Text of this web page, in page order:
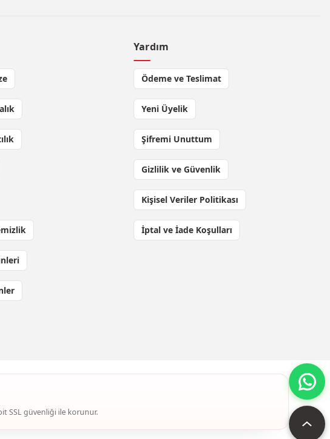
Yardım
Ödeme ve Teslimat
Yeni Üyelik
Şifremi Unuttum
Gizlilik ve Güvenlik
Kişisel Veriler Politikası
İptal ve İade Koşulları
SSL güvenliği ile korunur.